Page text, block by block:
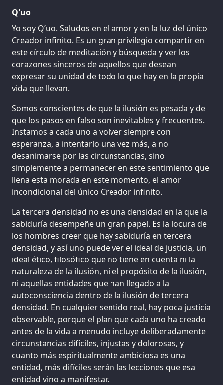
Q'uo
Yo soy Q’uo. Saludos en el amor y en la luz del único
Creador infinito. Es un gran privilegio compartir en
este círculo de meditación y búsqueda y ver los
corazones sinceros de aquellos que desean
expresar su unidad de todo lo que hay en la propia
vida que llevan.
Somos conscientes de que la ilusión es pesada y de
que los pasos en falso son inevitables y frecuentes.
Instamos a cada uno a volver siempre con
esperanza, a intentarlo una vez más, a no
desanimarse por las circunstancias, sino
simplemente a permanecer en este sentimiento que
llena esta morada en este momento, el amor
incondicional del único Creador infinito.
La tercera densidad no es una densidad en la que la
sabiduría desempeñe un gran papel. Es la locura de
los hombres creer que hay sabiduría en tercera
densidad, y así uno puede ver el ideal de justicia, un
ideal ético, filosófico que no tiene en cuenta ni la
naturaleza de la ilusión, ni el propósito de la ilusión,
ni aquellas entidades que han llegado a la
autoconsciencia dentro de la ilusión de tercera
densidad. En cualquier sentido real, hay poca justicia
observable, porque el plan que cada uno ha creado
antes de la vida a menudo incluye deliberadamente
circunstancias difíciles, injustas y dolorosas, y
cuanto más espiritualmente ambiciosa es una
entidad, más difíciles serán las lecciones que esa
entidad vino a manifestar.